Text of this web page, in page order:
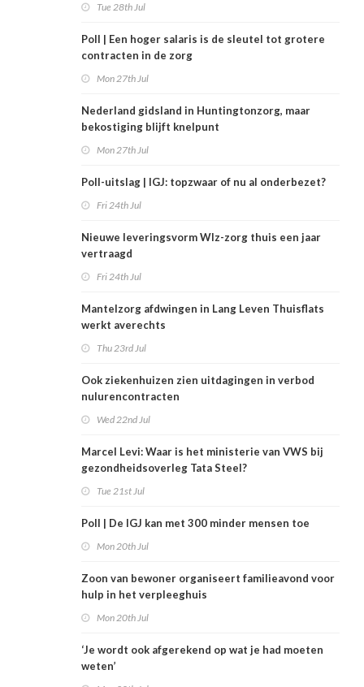
Tue 28th Jul
Poll | Een hoger salaris is de sleutel tot grotere
contracten in de zorg
Mon 27th Jul
Nederland gidsland in Huntingtonzorg, maar
bekostiging blijft knelpunt
Mon 27th Jul
Poll-uitslag | IGJ: topzwaar of nu al onderbezet?
Fri 24th Jul
Nieuwe leveringsvorm Wlz-zorg thuis een jaar
vertraagd
Fri 24th Jul
Mantelzorg afdwingen in Lang Leven Thuisflats
werkt averechts
Thu 23rd Jul
Ook ziekenhuizen zien uitdagingen in verbod
nulurencontracten
Wed 22nd Jul
Marcel Levi: Waar is het ministerie van VWS bij
gezondheidsoverleg Tata Steel?
Tue 21st Jul
Poll | De IGJ kan met 300 minder mensen toe
Mon 20th Jul
Zoon van bewoner organiseert familieavond voor
hulp in het verpleeghuis
Mon 20th Jul
‘Je wordt ook afgerekend op wat je had moeten
weten’